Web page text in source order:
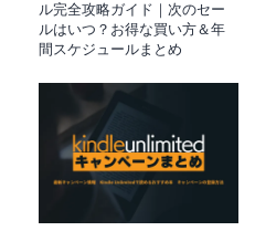
ル完全攻略ガイド｜次のセー
ルはいつ？お得な買い方＆年
間スケジュールまとめ